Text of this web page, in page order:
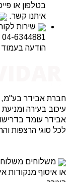
בטלפון או
איתנו קשר.
הודעה
חברת אבידר בע"מ,
עיכוב בעירה
אבידר עומד
לכל סוגי הרצפות
או איסוף מנקודות